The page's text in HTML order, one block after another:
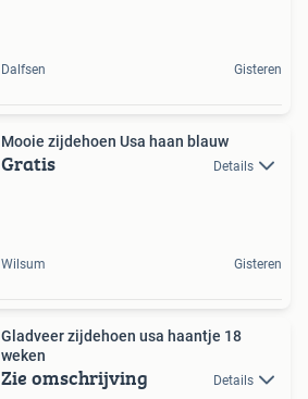
Dalfsen Gisteren
Mooie zijdehoen Usa haan blauw
Gratis Details
Wilsum Gisteren
Gladveer zijdehoen usa haantje 18
weken
Zie omschrijving Details